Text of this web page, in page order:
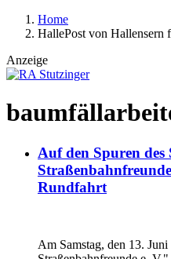
Home
HallePost von Hallensern
Anzeige
Auf den Spuren des
Rundfahrt
Am Samstag, den 13.